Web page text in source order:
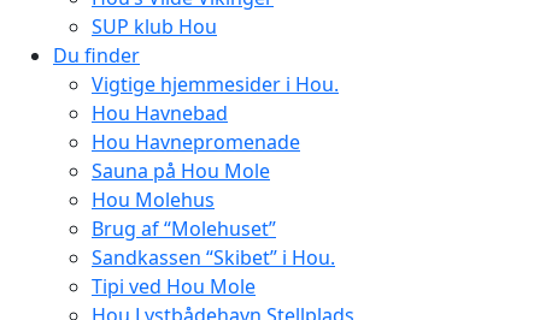
SUP klub Hou
Du finder
Vigtige hjemmesider i Hou.
Hou Havnebad
Hou Havnepromenade
Sauna på Hou Mole
Hou Molehus
Brug af “Molehuset”
Sandkassen “Skibet” i Hou.
Tipi ved Hou Mole